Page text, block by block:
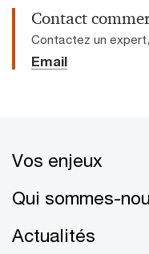
Contact
Contactez un
Email
Vos enjeux
Qui sommes-
Actualités